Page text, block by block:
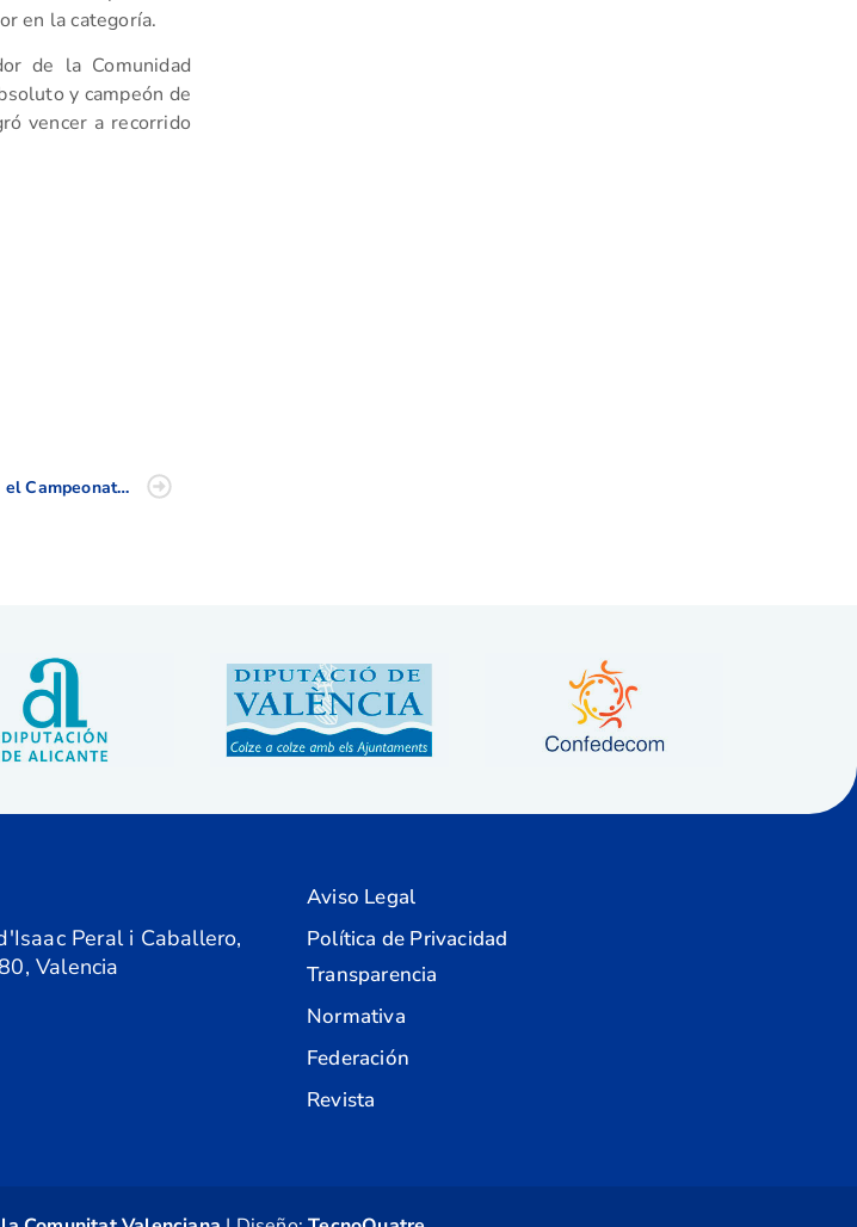
en la categoría.
de la Comunidad
y campeón de
vencer a recorrido
Andrés Pintado se adjudica el Campeonato y la Copa de Golf Adaptado de la CV
Peral i Caballero,
Valencia
Aviso Legal
Política de Privacidad
Transparencia
Normativa
Federación
Revista